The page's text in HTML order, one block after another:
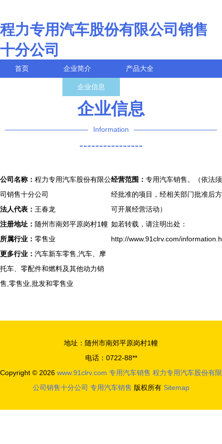
程力专用汽车股份有限公司销售
十分公司
首页 企业简介 产品大全
企业信息
企业信息
Information
----------------
公司名称： 程力专用汽车股份有限公
司销售十分公司
法人代表： 王春龙
注册地址： 随州市南郊平原岗村1幢
所属行业： 零售业
更多行业： 汽车新车零售,汽车、摩
托车、零配件和燃料及其他动力销
售,零售业,批发和零售业
经营范围： 专用汽车销售。（依法须
经批准的项目，经相关部门批准后方
可开展经营活动）
如若转载，请注明出处：
http://www.91clrv.com/
地址：随州市南郊平原岗村1幢
电话：0722-88**
Copyright © 2026 www.91clrv.com 专用汽车销售 程力专用汽车股份有限
公司销售十分公司 专用汽车销售 版权所有 Sitemap